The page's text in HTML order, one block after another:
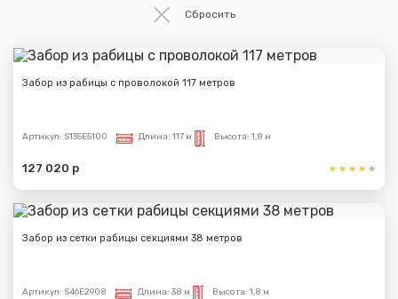
Забор из рабицы с проволокой 117 метров
Артикул: S135E5100 Длина: 117 м Высота: 1,8 м
127 020 р
Забор из сетки рабицы секциями 38 метров
Артикул: S46E2908 Длина: 38 м Высота: 1,8 м